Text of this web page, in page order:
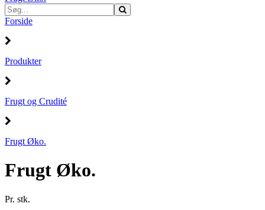
Forside
Produkter
Frugt og Crudité
Frugt Øko.
Frugt Øko.
Pr. stk.